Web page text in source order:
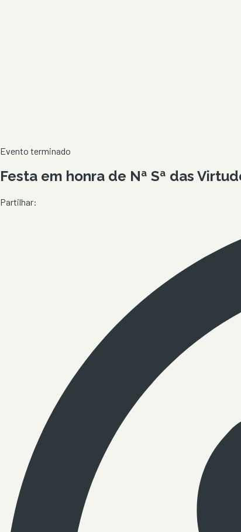
Evento terminado
Festa em honra de Nª Sª das
Partilhar: